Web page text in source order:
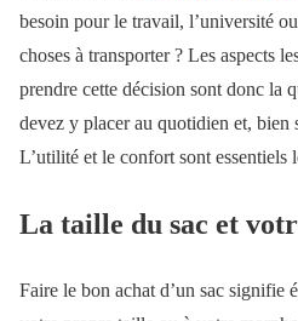
besoin pour le travail, l’université
choses à transporter ? Les aspects
prendre cette décision sont donc la
devez y placer au quotidien et, bien
L’utilité et le confort sont essentiels
La taille du sac et
Faire le bon achat d’un sac signifie